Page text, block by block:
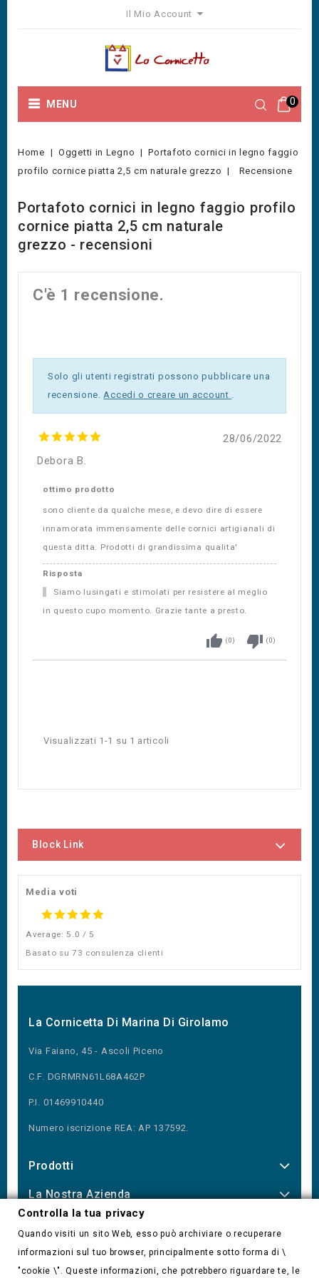
Il Mio Account
0
MENU
Home Oggetti in Legno
Portafoto cornici in legno faggio
profilo cornice piatta 2,5 cm naturale grezzo
Recensione
Portafoto cornici in legno faggio profilo
cornice piatta 2,5 cm naturale
grezzo - recensioni
C'è 1 recensione.
Solo gli utenti registrati possono pubblicare una
recensione.Accedi o creare un account .
28/06/2022
Debora B.
ottimo prodotto
sono cliente da qualche mese, e devo dire di essere
innamorata immensamente delle cornici artigianali di
questa ditta. Prodotti di grandissima qualita'
Risposta
Siamo lusingati e stimolati per resistere al meglio
in questo cupo momento. Grazie tante a presto.
thumb_up (0) thumb_down (0)
Visualizzati 1-1 su 1 articoli
Block Link
Media voti
Average: 5.0 / 5
Basato su 73 consulenza clienti
La Cornicetta Di Marina Di Girolamo
Via Faiano, 45 - Ascoli Piceno
C.F. DGRMRN61L68A462P
P.I. 01469910440
Numero iscrizione REA: AP 137592.
Prodotti
La Nostra Azienda
Controlla la tua privacy
Quando visiti un sito Web, esso può archiviare o recuperare
informazioni sul tuo browser, principalmente sotto forma di \
"cookie \". Queste informazioni, che potrebbero riguardare te, le